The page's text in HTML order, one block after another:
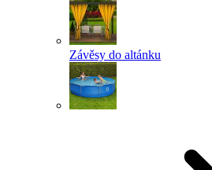
Závěsy do altánku